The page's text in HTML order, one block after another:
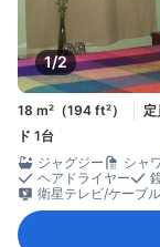
1/2
18 m²（194 ft²）
ド 1台
ジャグジー
シャ
ヘアドライヤー
衛星テレビ/ケーブ